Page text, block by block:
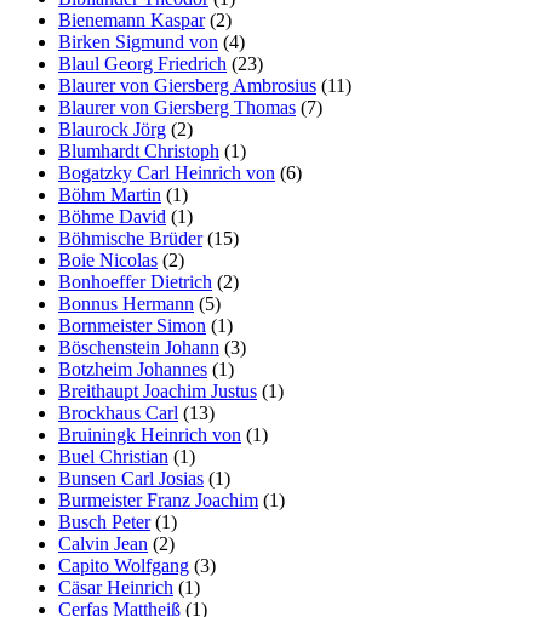
Bienemann Kaspar(2)
Birken Sigmund von (4)
Blaul Georg Friedrich (23)
Blaurer von Giersberg Ambrosius (11)
Blaurer von Giersberg Thomas (7)
Blaurock Jörg (2)
Blumhardt Christoph (1)
Bogatzky Carl Heinrich von (6)
Böhm Martin (1)
Böhme David (1)
Böhmische Brüder(15)
Boie Nicolas (2)
Bonhoeffer Dietrich (2)
Bonnus Hermann (5)
Bornmeister Simon (1)
Böschenstein Johann (3)
Botzheim Johannes (1)
Breithaupt Joachim Justus (1)
Brockhaus Carl (13)
Bruiningk Heinrich von (1)
Buel Christian (1)
Bunsen Carl Josias (1)
Burmeister Franz Joachim (1)
Busch Peter(1)
Calvin Jean (2)
Capito Wolfgang (3)
Cäsar Heinrich (1)
Cerfas Mattheiß (1)